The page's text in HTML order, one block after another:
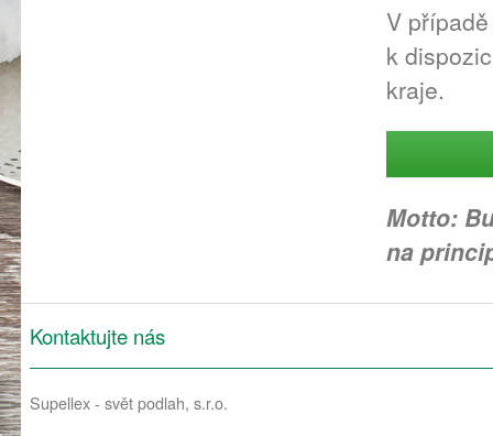
V
k
kraje.
Motto:
na
Kontaktujte nás
Supellex - svět podlah, s.r.o.